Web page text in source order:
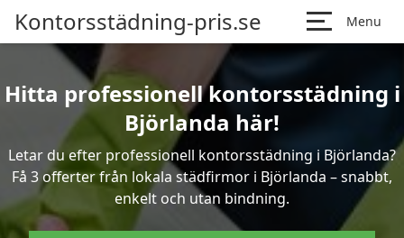
Kontorsstädning-pris.se Menu
Hitta professionell kontorsstädning i
Björlanda här!
Letar du efter professionell kontorsstädning i Björlanda?
Få 3 offerter från lokala städfirmor i Björlanda – snabbt,
enkelt och utan bindning.